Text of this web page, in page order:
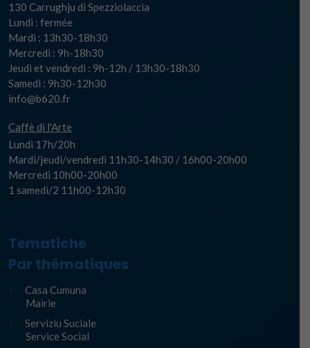
130 Carrughju di Spezziolaccia
Lundi : fermée
Mardi : 13h30-18h30
Mercredi : 9h-18h30
Jeudi et vendredi : 9h-12h / 13h30-18h30
Samedi : 9h30-12h30
info@b620.fr
Caffè di l'Arte
Lundi 17h/20h
Mardi/jeudi/vendredi 11h30-14h30 / 16h00-20h00
Mercredi 10h00-20h00
1 samedi/2 11h00-12h30
Tematiche
Par thématiques
Casa Cumuna
Mairie
Serviziu Suciale
Service Social